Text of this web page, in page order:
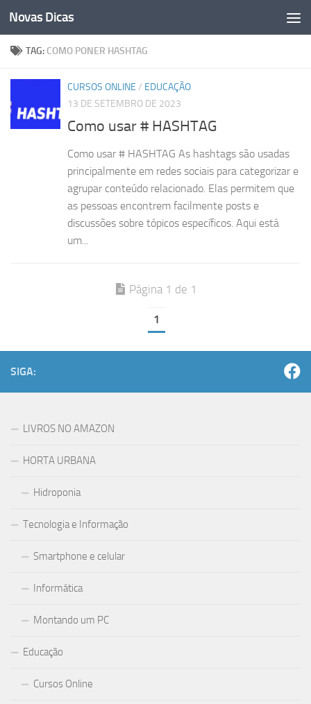
Skip to content
Novas Dicas
TAG: COMO PONER HASHTAG
CURSOS ONLINE / EDUCAÇÃO
13 DE SETEMBRO DE 2023
Como usar # HASHTAG
Como usar # HASHTAG As hashtags são usadas
principalmente em redes sociais para categorizar e
agrupar conteúdo relacionado. Elas permitem que
as pessoas encontrem facilmente posts e
discussões sobre tópicos específicos. Aqui está
um...
Página 1 de 1
1
SIGA:
LIVROS NO AMAZON
HORTA URBANA
Hidroponia
Tecnologia e Informação
Smartphone e celular
Informática
Montando um PC
Educação
Cursos Online